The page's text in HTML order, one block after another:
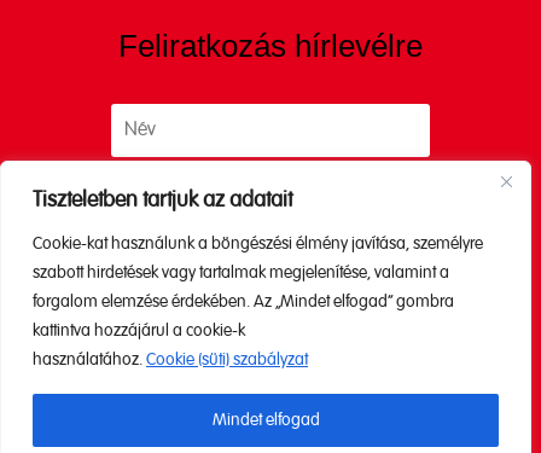
Tiszteletben tartjuk az adatait
Cookie-kat használunk a böngészési élmény javítása, személyre
szabott hirdetések vagy tartalmak megjelenítése, valamint a
forgalom elemzése érdekében. Az „Mindet elfogad” gombra
kattintva hozzájárul a cookie-k
használatához. Cookie (süti) szabályzat
Mindet elfogad
Feliratkozás hírlevélre
Küldés
A küldéssel elfogadod az
tájékoztatónkat.